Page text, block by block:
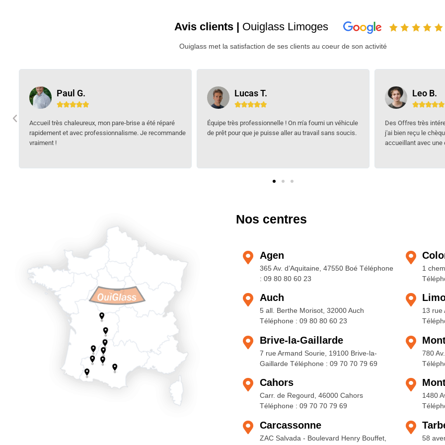
Avis clients | Ouiglass Limoges
Ouiglass met la satisfaction de ses clients au coeur de son activité
Lucas T.

Équipe très professionnelle ! On m'a fourni un véhicule
de prêt pour que je puisse aller au travail sans soucis.
Leo B.

Des Offres très intéressantes ! À la fin de l'intervention,
j'ai bien reçu le chèque cadeau de 100€. Un Centre
Paul G.

Accueil très
rapidement et avec
vraiment !
Nos centres
Agen
365 Av. d’Aquitaine, 47550 Boé Téléphone
: 09 80 80 60 23
Auch
5 all. Berthe Morisot, 32000 Auch
Téléphone : 09 80 80 60 23
Brive-la-Gaillarde
7 rue Armand Sourie, 19100 Brive-la-
Gaillarde Téléphone : 09 70 70 79 69
Cahors
Carr. de Regourd, 46000 Cahors
Téléphone : 09 70 70 79 69
Carcassonne
ZAC Salvada - Boulevard Henry Bouffet,
1
13 rue
780
1480
58